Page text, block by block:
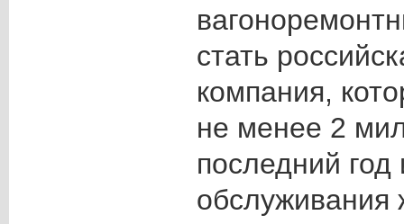
стать
компания,
не менее 2
последний
обслуживания